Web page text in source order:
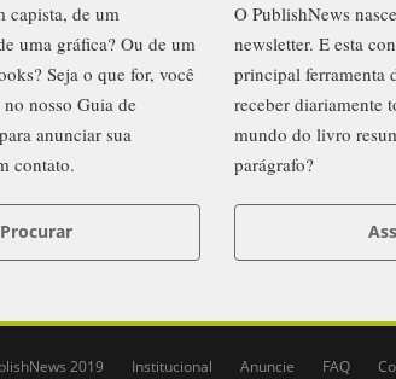
capista, de um
uma gráfica? Ou de um
Seja o que for, você
nosso Guia de
anunciar sua
contato.
Procurar
O PublishNews
newsletter. E esta
principal ferramenta
receber diariamente
mundo do livro
parágrafo?
2019 Institucional Anuncie FAQ